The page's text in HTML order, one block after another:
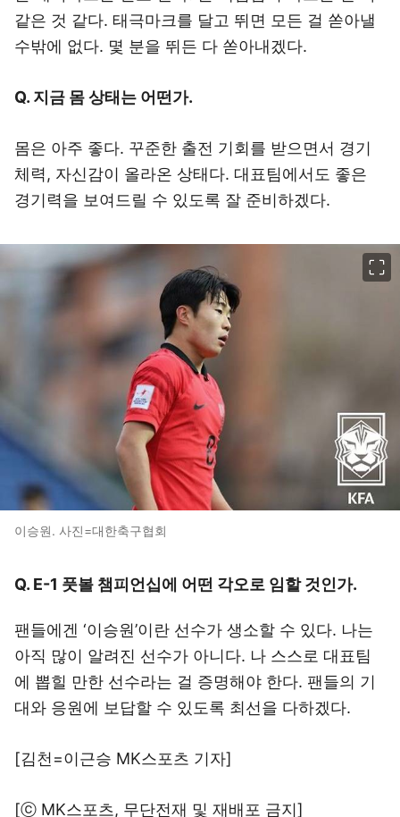
같은 것 같다. 태극마크를 달고 뛰면 모든 걸 쏟아낼
수밖에 없다. 몇 분을 뛰든 다 쏟아내겠다.
Q. 지금 몸 상태는 어떤가.
몸은 아주 좋다. 꾸준한 출전 기회를 받으면서 경기
체력, 자신감이 올라온 상태다. 대표팀에서도 좋은
경기력을 보여드릴 수 있도록 잘 준비하겠다.
이승원. 사진=대한축구협회
Q. E-1 풋볼 챔피언십에 어떤 각오로 임할 것인가.
팬들에겐 ‘이승원’이란 선수가 생소할 수 있다. 나는
아직 많이 알려진 선수가 아니다. 나 스스로 대표팀
에 뽑힐 만한 선수라는 걸 증명해야 한다. 팬들의 기
대와 응원에 보답할 수 있도록 최선을 다하겠다.
[김천=이근승 MK스포츠 기자]
[ⓒ MK스포츠, 무단전재 및 재배포 금지]